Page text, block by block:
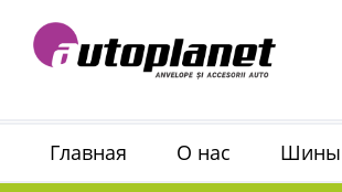
Главная О нас Шины